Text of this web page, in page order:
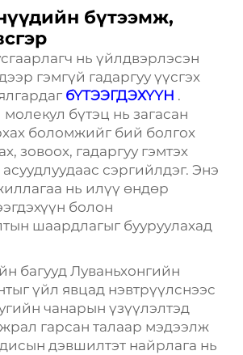
бүтээмж,
нь үйлдвэрлэсэн
гэмгүй гадаргуу үүсгэх
бҮТЭЭГДЭХҮҮН .
бүтэц нь загасан
боломжийг бий болгох
зовоох, гадаргуу гэмтэх
сэргийлдэг. Энэ
нь илүү өндөр
болон
шаардлагыг бууруулахад
багууд Луваньхонгийн
үйл явцад нэвтрүүлснээс
чанарын үзүүлэлтэд
гарсан талаар мэдээлж
дэвшилтэт найрлага нь